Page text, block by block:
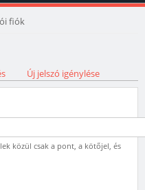
fiók
Új jelszó igénylése
közül csak a pont, a kötőjel, és